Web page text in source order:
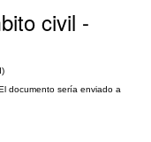
civil -
documento sería enviado a